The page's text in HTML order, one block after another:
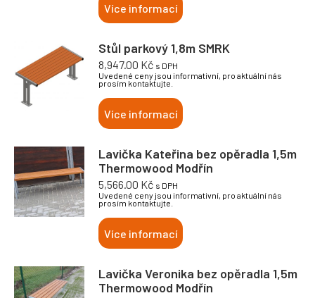
Více informací
Stůl parkový 1,8m SMRK
8,947.00 Kč s DPH
Uvedené ceny jsou informativní, pro aktuální nás
prosím kontaktujte.
Více informací
Lavička Kateřina bez opěradla 1,5m
Thermowood Modřín
5,566.00 Kč s DPH
Uvedené ceny jsou informativní, pro aktuální nás
prosím kontaktujte.
Více informací
Lavička Veronika bez opěradla 1,5m
Thermowood Modřín